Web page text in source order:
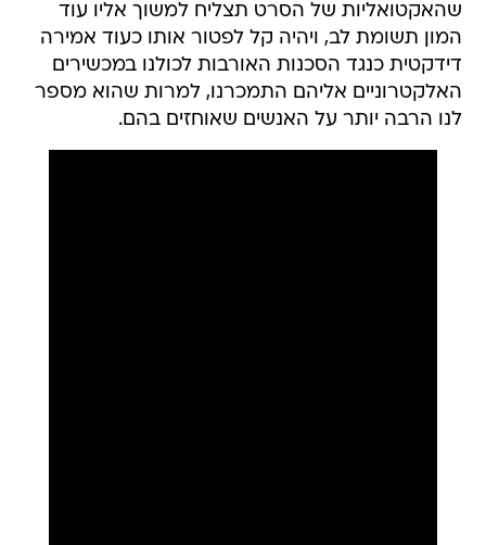
שהאקטואליות של הסרט תצליח למשוך אליו עוד
המון תשומת לב, ויהיה קל לפטור אותו כעוד אמירה
דידקטית כנגד הסכנות האורבות לכולנו במכשירים
האלקטרוניים אליהם התמכרנו, למרות שהוא מספר
לנו הרבה יותר על האנשים שאוחזים בהם.